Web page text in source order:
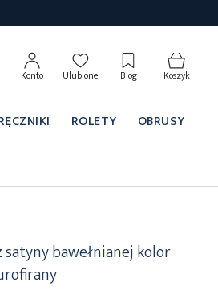
Konto Ulubione Blog Koszyk
ROLETY
OBRUSY
bawełnianej kolor